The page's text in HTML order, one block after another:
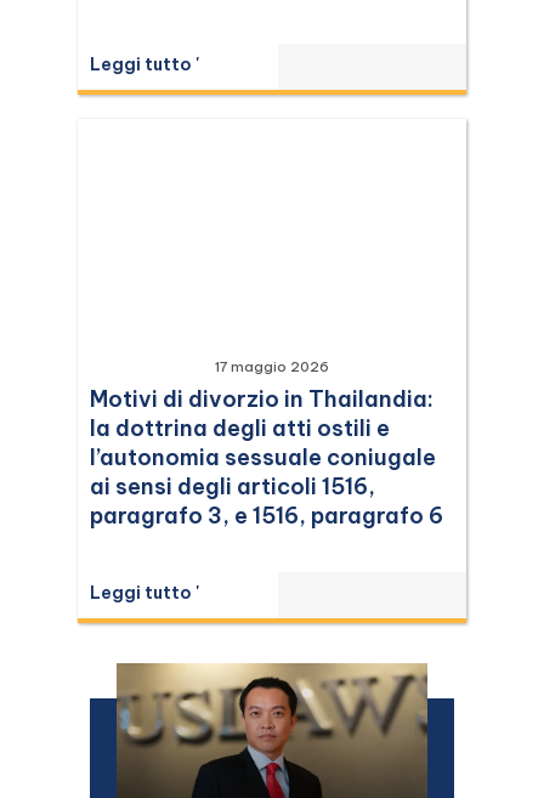
Leggi tutto '
17 maggio 2026
Motivi di divorzio in Thailandia:
la dottrina degli atti ostili e
l’autonomia sessuale coniugale
ai sensi degli articoli 1516,
paragrafo 3, e 1516, paragrafo 6
Leggi tutto '